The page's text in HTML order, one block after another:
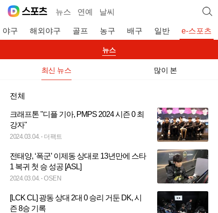
뉴스 연예 날씨
야구 해외야구 골프 농구 배구 일반 e-스포츠
뉴스
최신 뉴스 많이 본
전체
크래프톤 "디플 기아, PMPS 2024 시즌 0 최
강자"
2024.03.04. 더팩트
전태양, ‘폭군’ 이제동 상대로 13년만에 스타
1 복귀 첫 승 성공 [ASL]
2024.03.04. OSEN
[LCK CL] 광동 상대 2대 0 승리 거둔 DK, 시
즌 8승 기록